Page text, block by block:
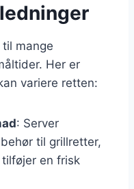
mange
Her er
variere retten:
: Server
til grillretter,
en frisk